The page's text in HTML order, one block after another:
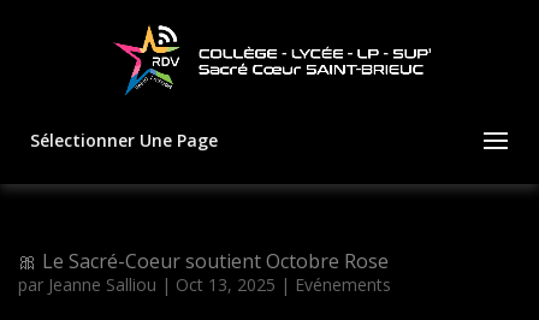
Sélectionner Une Page
🎀 Le Sacré-Coeur soutient Octobre Rose
par Jeanne Salliou | Oct 13, 2025 | Evénements